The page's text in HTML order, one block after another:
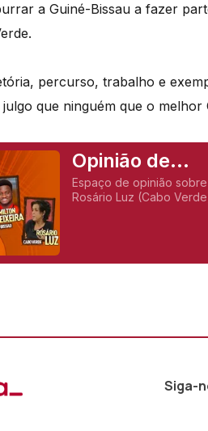
a Guiné-Bissau a fazer
percurso, trabalho e
que ninguém que o
Opinião de...
Espaço de opinião
Rosário Luz (Cabo
Siga-